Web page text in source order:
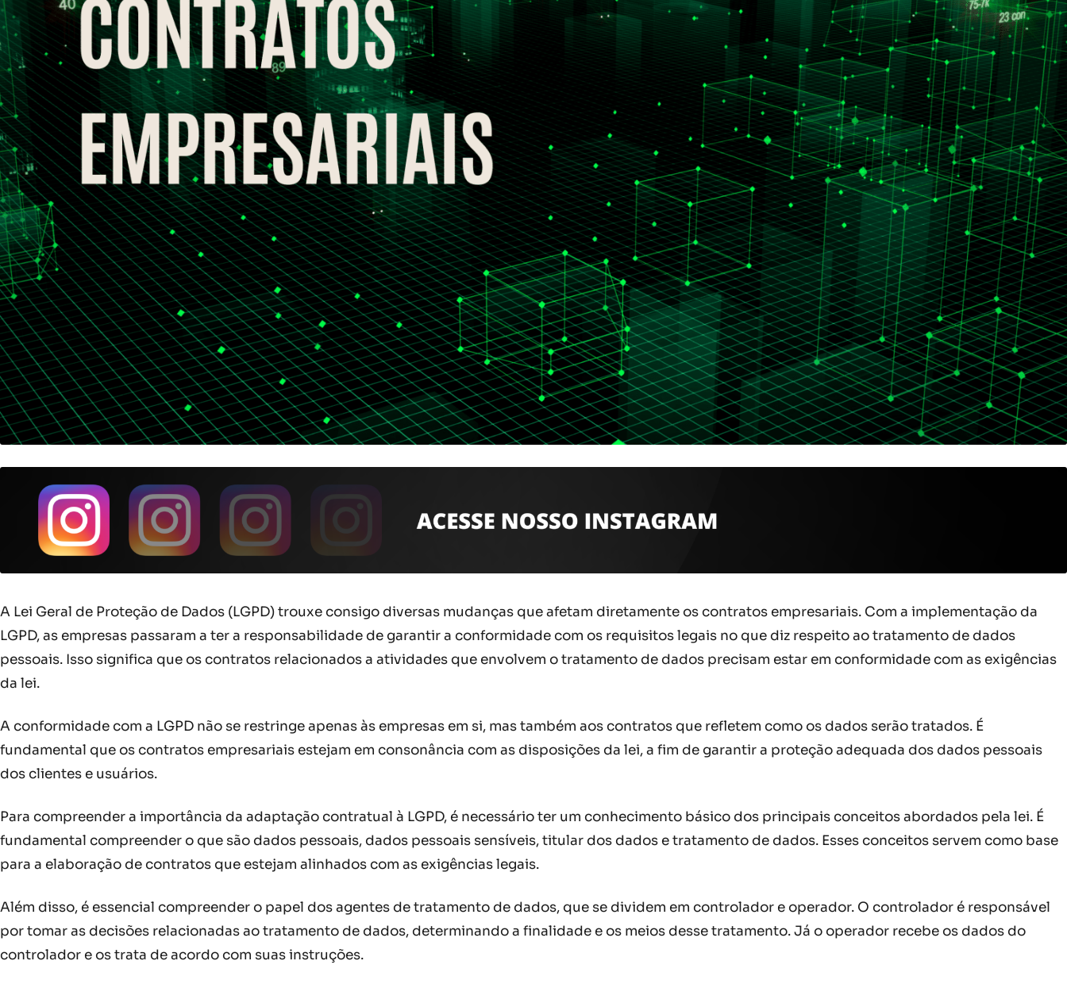
A Lei Geral de Proteção de Dados (LGPD) trouxe consigo diversas mudanças que afetam diretamente os contratos empresariais. Com a implementação da
LGPD, as empresas passaram a ter a responsabilidade de garantir a conformidade com os requisitos legais no que diz respeito ao tratamento de dados
pessoais. Isso significa que os contratos relacionados a atividades que envolvem o tratamento de dados precisam estar em conformidade com as exigências
da lei.
A conformidade com a LGPD não se restringe apenas às empresas em si, mas também aos contratos que refletem como os dados serão tratados. É
fundamental que os contratos empresariais estejam em consonância com as disposições da lei, a fim de garantir a proteção adequada dos dados pessoais
dos clientes e usuários.
Para compreender a importância da adaptação contratual à LGPD, é necessário ter um conhecimento básico dos principais conceitos abordados pela lei. É
fundamental compreender o que são dados pessoais, dados pessoais sensíveis, titular dos dados e tratamento de dados. Esses conceitos servem como base
para a elaboração de contratos que estejam alinhados com as exigências legais.
Além disso, é essencial compreender o papel dos agentes de tratamento de dados, que se dividem em controlador e operador. O controlador é responsável
por tomar as decisões relacionadas ao tratamento de dados, determinando a finalidade e os meios desse tratamento. Já o operador recebe os dados do
controlador e os trata de acordo com suas instruções.